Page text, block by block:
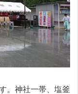
。神社一帯、塩釜